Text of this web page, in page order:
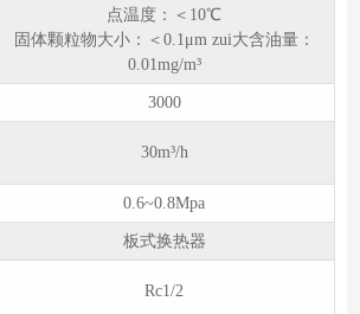
点温度：＜10℃
固体颗粒物大小：＜0.1μm zui大含油量：
0.01mg/m³
3000
30m³/h
0.6~0.8Mpa
板式换热器
Rc1/2